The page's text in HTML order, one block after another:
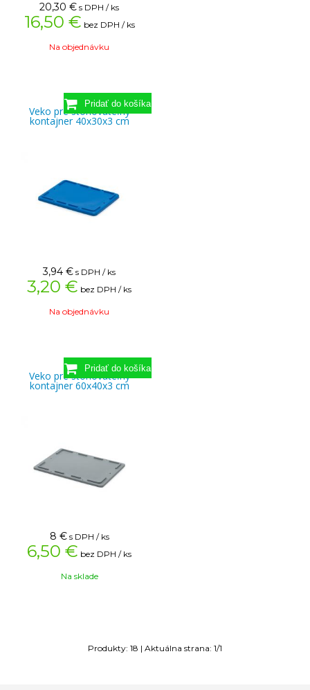
20,30 € s DPH / ks
16,50 € bez DPH / ks
Na objednávku
Veko pre stohovateľný
kontajner 40x30x3 cm
3,94 € s DPH / ks
3,20 € bez DPH / ks
Na objednávku
Veko pre stohovateľný
kontajner 60x40x3 cm
8 € s DPH / ks
6,50 € bez DPH / ks
Na sklade
Produkty: 18 | Aktuálna strana: 1/1